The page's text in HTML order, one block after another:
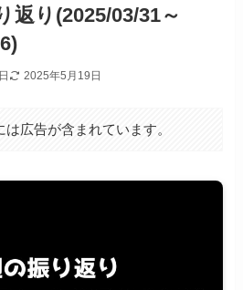
返り(2025/03/31～
2025年5月19日
広告が含まれています。